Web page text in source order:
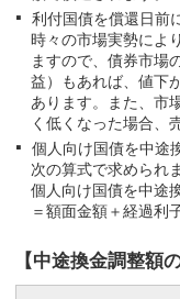
利付国債を償還日前
時々の市場実勢によ
ますので、債券市場
益）もあれば、値下
あります。また、市
く低くなった場合、
個人向け国債を中途
次の算式で求められ
個人向け国債を中途
＝額面金額＋経過利
【中途換金調整額